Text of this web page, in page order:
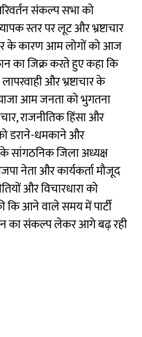
संकल्प सभा को
स्तर पर लूट और भ्रष्टाचार
के कारण आम लोगों को आज
का जिक्र करते हुए कहा कि
और भ्रष्टाचार के
आम जनता को भुगतना
राजनीतिक हिंसा और
डराने-धमकाने और
सांगठनिक जिला अध्यक्ष
नेता और कार्यकर्ता मौजूद
और विचारधारा को
कि आने वाले समय में पार्टी
का संकल्प लेकर आगे बढ़ रही